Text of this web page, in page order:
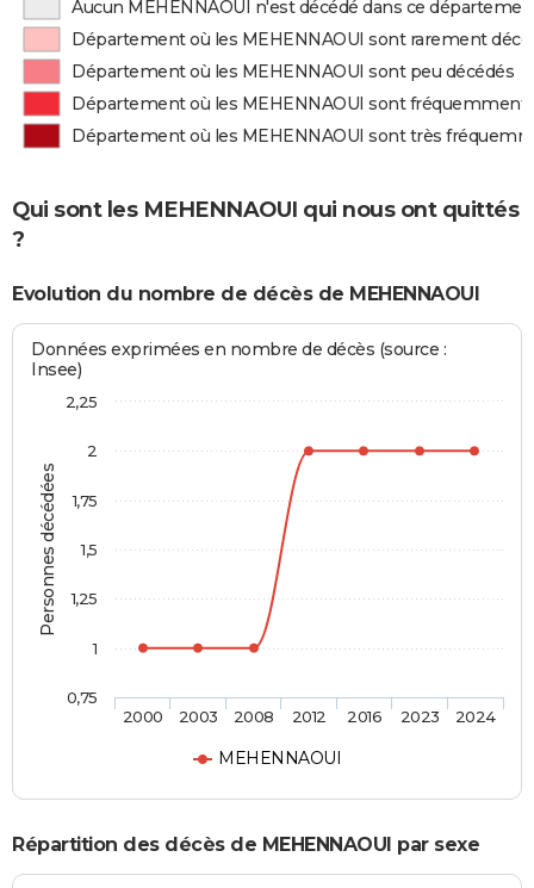
Aucun MEHENNAOUI n'est décédé dans ce
Département où les MEHENNAOUI sont rarement
Département où les MEHENNAOUI sont peu décédés
Département où les MEHENNAOUI sont fréquemment
Département où les MEHENNAOUI sont très
Qui sont les MEHENNAOUI qui nous ont quittés
?
Evolution du nombre de décès de MEHENNAOUI
Personnes décédées
Données exprimées en nombre de décès (source :
Insee)
MEHENNAOUI
2000 2003 2008 2012 2016 2023 2024
0,75
1
1,25
1,5
1,75
2
2,25
Répartition des décès de MEHENNAOUI par sexe